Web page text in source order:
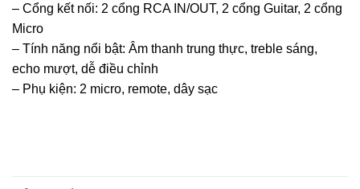
– Cổng kết nối: 2 cổng RCA IN/OUT, 2 cổng Guitar, 2 cổng
Micro
– Tính năng nổi bật: Âm thanh trung thực, treble sáng,
echo mượt, dễ điều chỉnh
– Phụ kiện: 2 micro, remote, dây sạc